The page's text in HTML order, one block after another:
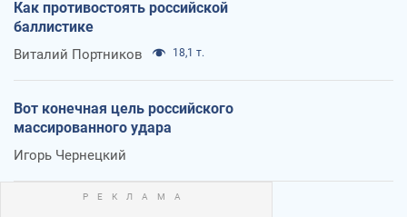
Как противостоять российской
баллистике
Виталий Портников 18,1 т.
Вот конечная цель российского
массированного удара
Игорь Чернецкий